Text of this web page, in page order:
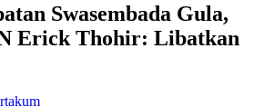
Swasembada Gula,
Erick Thohir: Libatkan